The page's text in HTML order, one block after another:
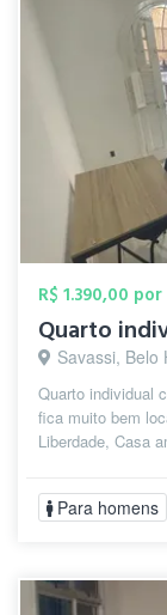
R$ 1.390,00 por
Savassi, Belo
Quarto individual
fica muito bem
Liberdade, Casa
Para homens